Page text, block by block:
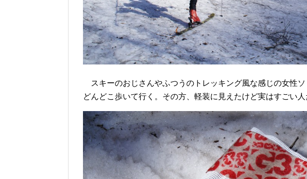
スキーのおじさんやふつうのトレッキング風な感じの女性
どんどこ歩いて行く。その方、軽装に見えたけど実はすごい人